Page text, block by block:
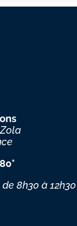
de 8h30 à 12h30